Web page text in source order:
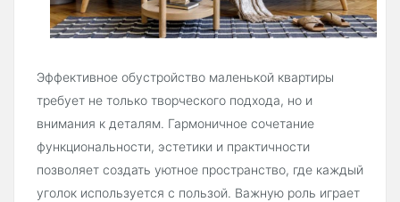
Эффективное обустройство маленькой квартиры
требует не только творческого подхода, но и
внимания к деталям. Гармоничное сочетание
функциональности, эстетики и практичности
позволяет создать уютное пространство, где каждый
уголок используется с пользой. Важную роль играет